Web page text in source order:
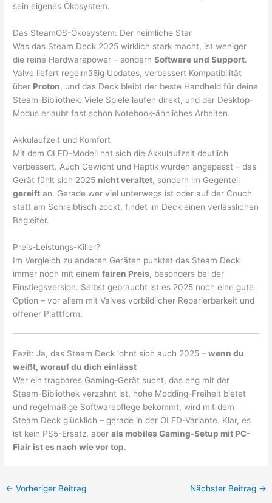
sein eigenes Ökosystem.
Das SteamOS-Ökosystem: Der heimliche Star
Was das Steam Deck 2025 wirklich stark macht, ist weniger
die reine Hardwarepower – sondernSoftware und Support.
Valve liefert regelmäßig Updates, verbessert Kompatibilität
über Proton, und das Deck bleibt der beste Handheld für deine
Steam-Bibliothek. Viele Spiele laufen direkt, und der Desktop-
Modus erlaubt fast schon Notebook-ähnliches Arbeiten.
Akkulaufzeit und Komfort
Mit dem OLED-Modell hat sich die Akkulaufzeit deutlich
verbessert. Auch Gewicht und Haptik wurden angepasst – das
Gerät fühlt sich 2025 nicht veraltet, sondern im Gegenteil
gereift an. Gerade wer viel unterwegs ist oder auf der Couch
statt am Schreibtisch zockt, findet im Deck einen verlässlichen
Begleiter.
Preis-Leistungs-Killer?
Im Vergleich zu anderen Geräten punktet das Steam Deck
immer noch mit einemfairen Preis, besonders bei der
Einstiegsversion. Selbst gebraucht ist es 2025 noch eine gute
Option – vor allem mit Valves vorbildlicher Reparierbarkeit und
offener Plattform.
Fazit: Ja, das Steam Deck lohnt sich auch 2025 –wenn du
weißt, worauf du dich einlässt
Wer ein tragbares Gaming-Gerät sucht, das eng mit der
Steam-Bibliothek verzahnt ist, hohe Modding-Freiheit bietet
und regelmäßige Softwarepflege bekommt, wird mit dem
Steam Deck glücklich – gerade in der OLED-Variante. Klar, es
ist kein PS5-Ersatz, aberals mobiles Gaming-Setup mit PC-
Flair ist es nach wie vor top.
← Vorheriger Beitrag Nächster Beitrag →